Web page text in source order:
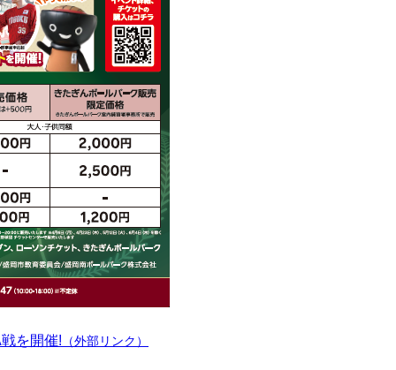
を開催! （外部リンク）